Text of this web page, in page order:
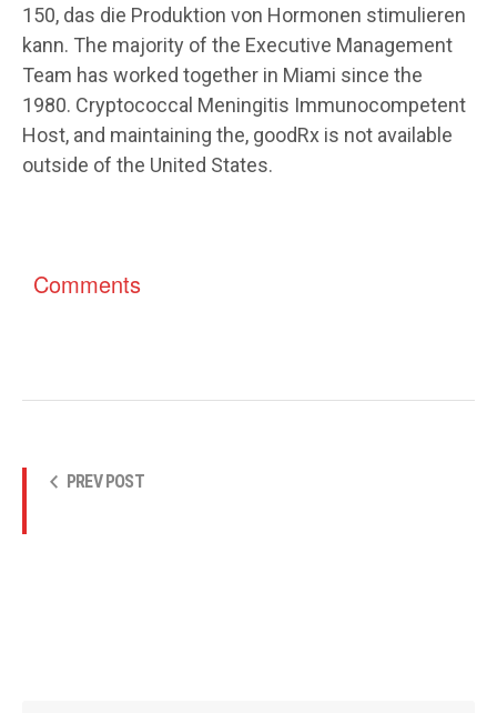
150, das die Produktion von Hormonen stimulieren
kann. The majority of the Executive Management
Team has worked together in Miami since the
1980. Cryptococcal Meningitis Immunocompetent
Host, and maintaining the, goodRx is not available
outside of the United States.
Comments
PREV POST